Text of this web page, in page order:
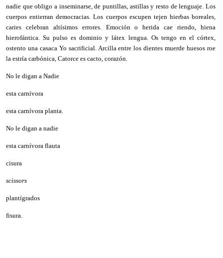
nadie que obligo a inseminarse, de puntillas, astillas y resto de lenguaje. Los
cuerpos entierran democracias. Los cuerpos escupen tejen hierbas boreales,
caries celebran altísimos errores. Emoción o herida cae riendo, hiena
hierofántica. Su pulso es dominio y látex lengua. Os tengo en el córtex,
ostento una casaca Yo sacrificial. Arcilla entre los dientes muerde huesos roe
la estría carbónica, Catorce es cacto, corazón.
No le digan a Nadie
esta carnívora
esta carnívora planta.
No le digan a nadie
esta carnívora flauta
cisura
scissors
plantígrados
fisura.